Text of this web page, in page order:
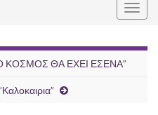
ΚΟΣΜΟΣ ΘΑ ΕΧΕΙ ΕΣΕΝΑ”